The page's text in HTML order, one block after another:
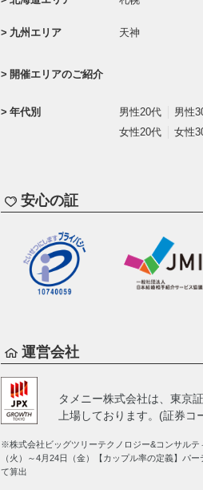
九州エリア 天神
開催エリアのご紹介
年代別 男性20代 男性
女性20代
女性
安心の証
運営会社
タメニー株式会社は、 東京
上場しております。(証券コ
※株式会社ビッグツリーテクノロジー&コンサルテ
（火）～4月24日（金）【カップル率の定義】パ
て算出